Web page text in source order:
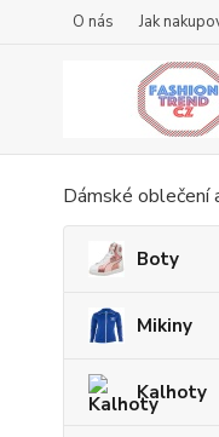
O nás Jak
Dámské oblečení
Boty
Mikiny
Kalhoty